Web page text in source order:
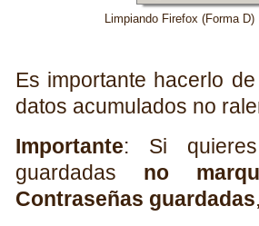
Limpiando Firefox (Forma D)
Es importante hacerlo
datos acumulados no
Importante: Si
guardadas no
Contraseñas guardadas